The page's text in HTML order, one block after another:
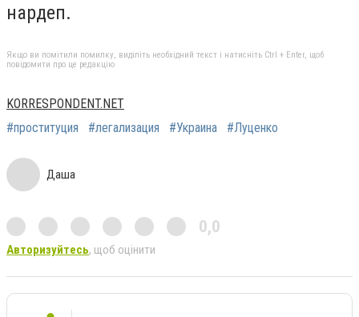
нардеп.
Якщо ви помітили помилку, виділіть необхідний текст і натисніть Ctrl + Enter, щоб
повідомити про це редакцію
KORRESPONDENT.NET
#проституция
#легализация #Украина #Луценко
Даша
0,0
Авторизуйтесь, щоб оцінити